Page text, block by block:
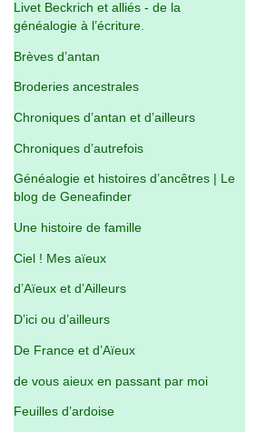
Livet Beckrich et alliés - de la
généalogie à l’écriture.
Brèves d’antan
Broderies ancestrales
Chroniques d’antan et d’ailleurs
Chroniques d’autrefois
Généalogie et histoires d’ancêtres | Le
blog de Geneafinder
Une histoire de famille
Ciel ! Mes aïeux
d’Aïeux et d’Ailleurs
D’ici ou d’ailleurs
De France et d’Aïeux
de vous aieux en passant par moi
Feuilles d’ardoise